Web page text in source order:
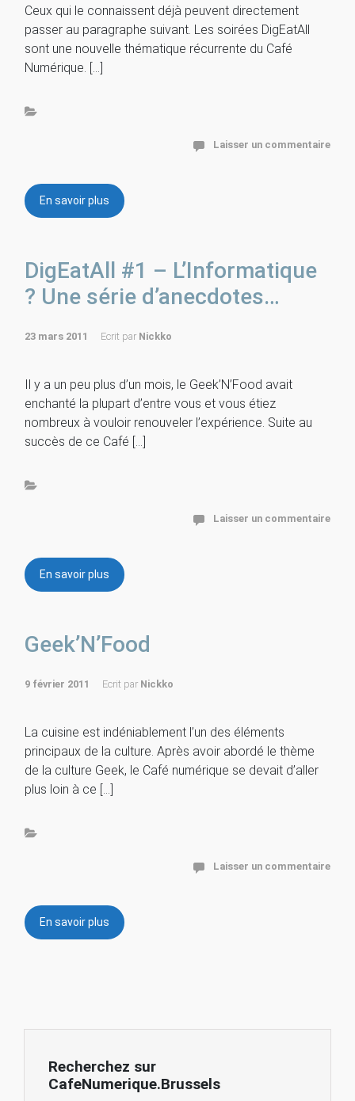
Ceux qui le connaissent déjà peuvent directement
passer au paragraphe suivant. Les soirées DigEatAll
sont une nouvelle thématique récurrente du Café
Numérique. […]
Laisser un commentaire
En savoir plus
DigEatAll #1 – L’Informatique
? Une série d’anecdotes…
23 mars 2011 Ecrit par Nickko
Il y a un peu plus d’un mois, le Geek’N’Food avait
enchanté la plupart d’entre vous et vous étiez
nombreux à vouloir renouveler l’expérience. Suite au
succès de ce Café […]
Laisser un commentaire
En savoir plus
Geek’N’Food
9 février 2011 Ecrit par Nickko
La cuisine est indéniablement l’un des éléments
principaux de la culture. Après avoir abordé le thème
de la culture Geek, le Café numérique se devait d’aller
plus loin à ce […]
Laisser un commentaire
En savoir plus
Recherchez sur
CafeNumerique.Brussels